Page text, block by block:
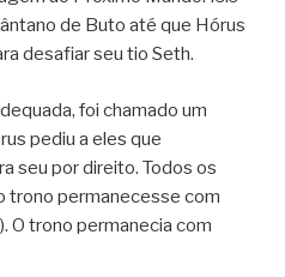
de Buto até que Hórus
desafiar seu tio Seth.
foi chamado um
pediu a eles que
seu por direito. Todos os
trono permanecesse com
O trono permanecia com